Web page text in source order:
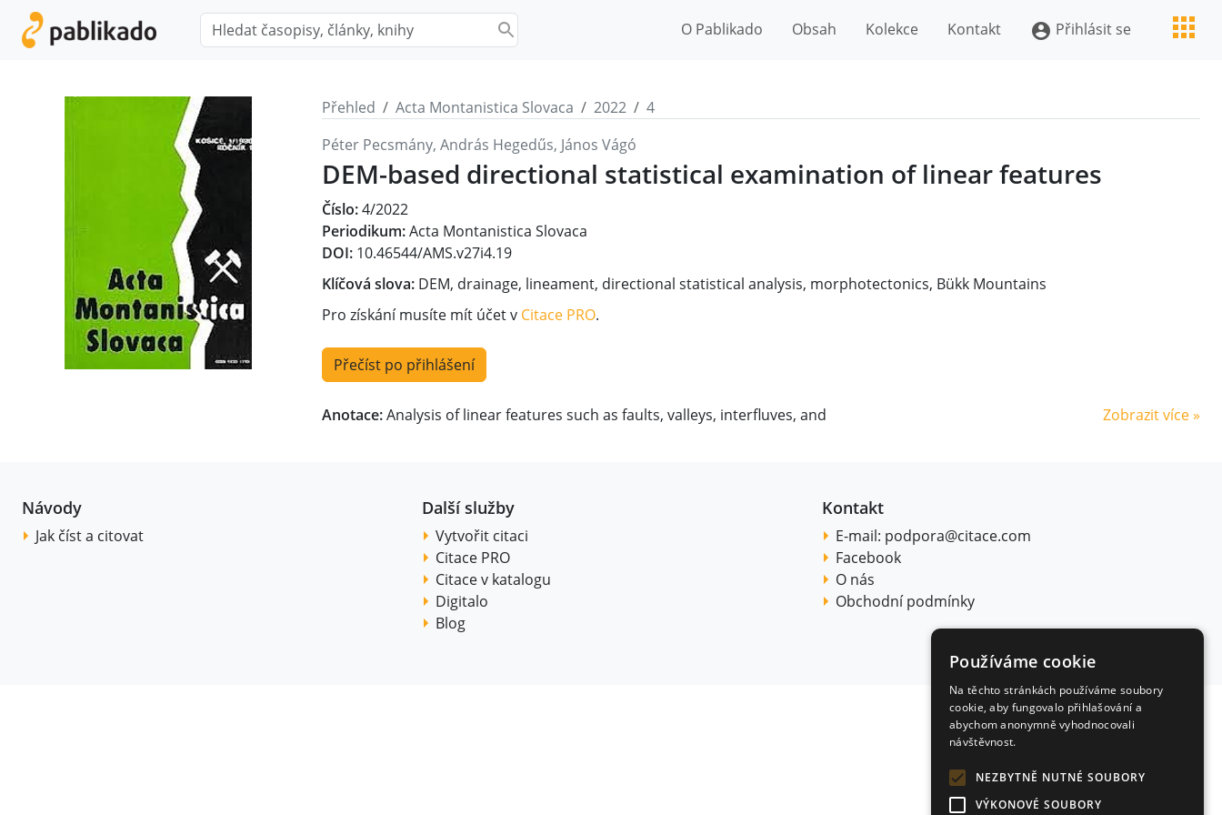
O Pablikado Obsah Kolekce Kontakt account_circle Přihlásit se
Přehled Acta Montanistica Slovaca 2022
4
Péter Pecsmány, András Hegedűs, János Vágó
DEM-based directional statistical examination of linear features
Číslo:4/2022
Periodikum:Acta Montanistica Slovaca
DOI: 10.46544/AMS.v27i4.19
Klíčová slova: DEM, drainage, lineament, directional statistical analysis, morphotectonics, Bükk Mountains
Pro získání musíte mít účet v Citace PRO.
Přečíst po přihlášení
Anotace:Analysis of linear features such as faults, valleys, interfluves, and Zobrazit více »
Návody
Jak číst a citovat
Další služby
Vytvořit citaci
Citace PRO
Citace v katalogu
Digitalo
Blog
Kontakt
E-mail: podpora@citace.com
Facebook
O nás
Obchodní podmínky
Používáme cookie
Na těchto stránkách používáme soubory
cookie, aby fungovalo přihlašování a
abychom anonymně vyhodnocovali
návštěvnost.
NEZBYTNĚ NUTNÉ SOUBORY
VÝKONOVÉ SOUBORY